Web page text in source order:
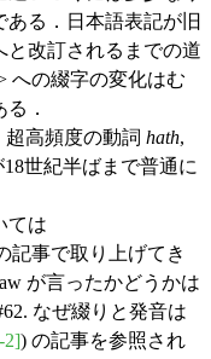
る．日本語表記が旧
と改訂されるまでの道
への綴字の変化はむ
．
超高頻度の動詞 hath,
世紀半ばまで普通に
ては
記事で取り上げてき
が言ったかどうかは
なぜ綴りと発音は
2]) の記事を参照され